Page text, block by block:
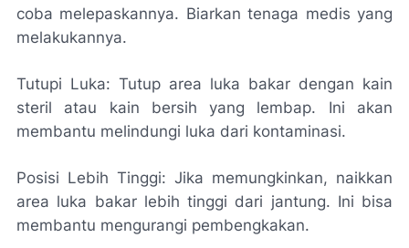
coba melepaskannya. Biarkan tenaga medis yang
melakukannya.
Tutupi Luka: Tutup area luka bakar dengan kain
steril atau kain bersih yang lembap. Ini akan
membantu melindungi luka dari kontaminasi.
Posisi Lebih Tinggi: Jika memungkinkan, naikkan
area luka bakar lebih tinggi dari jantung. Ini bisa
membantu mengurangi pembengkakan.